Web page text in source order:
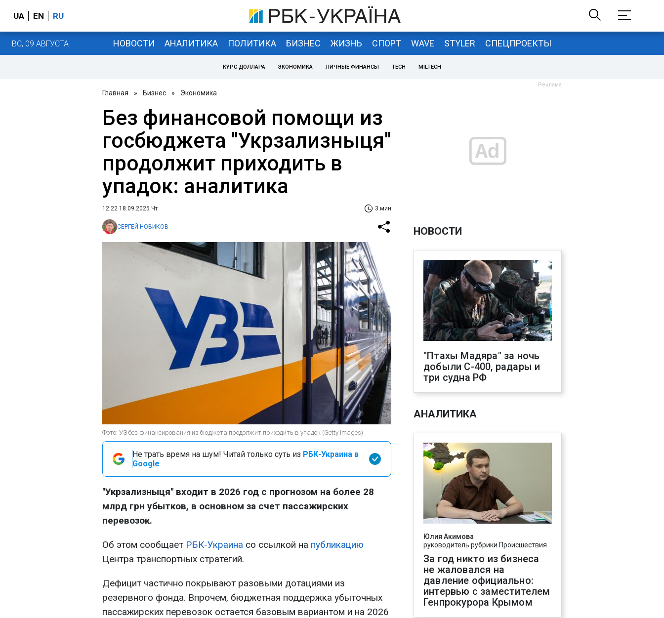
UA EN RU
ВС, 09 АВГУСТА НОВОСТИ АНАЛИТИКА ПОЛИТИКА БИЗНЕС ЖИЗНЬ СПОРТ WAVE STYLER СПЕЦПРОЕКТЫ
КУРС ДОЛЛАРА ЭКОНОМИКА ЛИЧНЫЕ ФИНАНСЫ TECH MILTECH
Главная » Бизнес » Экономика
Без финансовой помощи из
госбюджета "Укрзализныця"
продолжит приходить в
упадок: аналитика
12:22 18.09.2025 Чт 3 мин
СЕРГЕЙ НОВИКОВ
Фото: УЗ без финансирования из бюджета продолжит приходить в упадок (Getty Images)
Не трать время на шум! Читай только суть из РБК-Украина в
Google
"Укрзализныця" входит в 2026 год с прогнозом на более 28
млрд грн убытков, в основном за счет пассажирских
перевозок.
Об этом сообщает РБК-Украина со ссылкой на публикацию
Центра транспортных стратегий.
Дефицит частично покрывают разовыми дотациями из
резервного фонда. Впрочем, бюджетная поддержка убыточных
пассажирских перевозок остается базовым вариантом и на 2026
НОВОСТИ
"Птахы Мадяра" за ночь
добыли С-400, радары и
три судна РФ
АНАЛИТИКА
Юлия Акимова
руководитель рубрики Происшествия
За год никто из бизнеса
не жаловался на
давление официально:
интервью с заместителем
Генпрокурора Крымом